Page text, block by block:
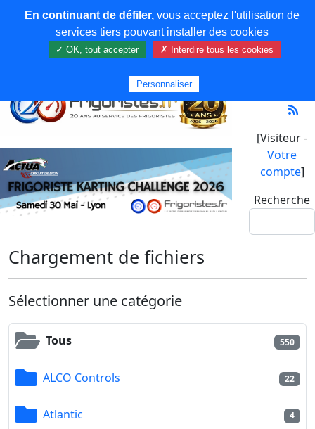
[Visiteur -
Votre
compte]
Recherche
Chargement de fichiers
Sélectionner une catégorie
Tous 550
ALCO Controls 22
Atlantic 4
En continuant de défiler,vous acceptez l'utilisation de
services tiers pouvant installer des cookies
✓ OK, tout accepter ✗ Interdire tous les cookies
Personnaliser